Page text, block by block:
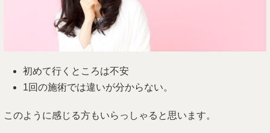
初めて行くところは不安
1回の施術では違いが分からない。
このように感じる方もいらっしゃると思います。